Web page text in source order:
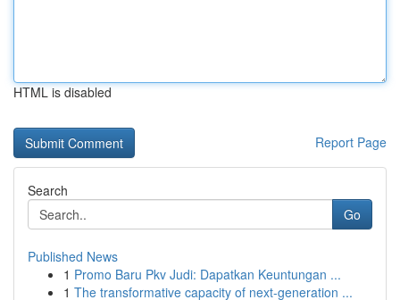
HTML is disabled
Report Page
Search
Go
Published News
1 Promo Baru Pkv Judi: Dapatkan Keuntungan ...
1 The transformative capacity of next-generation ...